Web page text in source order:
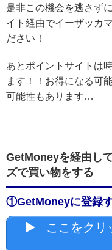
是非この機会を逃さず
イト経由でイーザッカ
ださい！
あとポイントサイトは
ます！！お得になる可
可能性もあります…
GetMoneyを経由し
ズで買い物をする
①GetMoneyに登録
ここをクリ